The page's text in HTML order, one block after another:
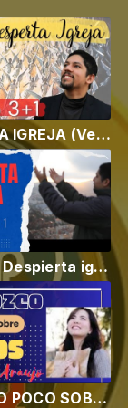
DESPERTA IGREJA (Versão Oficial em português) Música Evangélica/Louvor/Alerta!
Alabanza Despierta iglesia (versión oficial en español ) Grupo 3+1
CONOZCO POCO SOBRE DIOS/ ¡Servirle es lo mejor!/ Grupo 3+1 /Familia Araujo/ Cantado en familia